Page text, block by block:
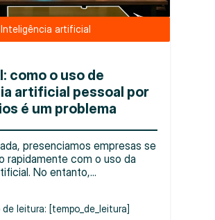
Inteligência artificial
como o uso de
artificial pessoal por
é um problema
presenciamos empresas se
rapidamente com o uso da
No entanto,...
de leitura: [tempo_de_leitura]